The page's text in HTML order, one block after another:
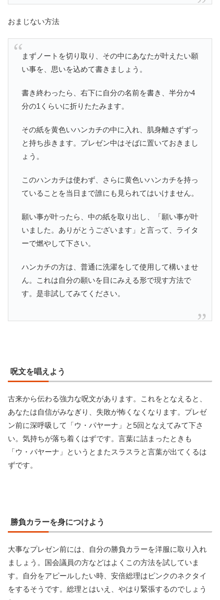
おまじない方法
まずノートを切り取り、その中にあなたが叶えたい願
い事を、思いを込めて書きましょう。
書き終わったら、右下に自分の名前を書き、半分か4
分の1くらいに折りたたみます。
その紙を黄色いハンカチの中に入れ、肌身離さずずっ
と持ち歩きます。プレゼン中はそばに置いておきまし
ょう。
このハンカチは使わず、さらに黄色いハンカチを持っ
ていることを当日まで誰にも見られてはいけません。
願い事が叶ったら、中の紙を取り出し、「願い事が叶
いました。ありがとうございます」と言って、ライタ
ーで燃やして下さい。
ハンカチの方は、普通に洗濯をして使用して構いませ
ん。これは自分の願いを目にみえる形で現す方法で
す。是非試してみてください。
呪文を唱えよう
古来から伝わる強力な呪文があります。これをとなえると、
あなたは自信がみなぎり、失敗が怖くなくなります。プレゼ
ン前に深呼吸して「ウ・パヤーナ」と5回となえてみて下さ
い。気持ちが落ち着くはずです。言葉に詰まったときも
「ウ・パヤーナ」というとまたスラスラと言葉が出てくるは
ずです。
勝負カラーを身につけよう
大事なプレゼン前には、自分の勝負カラーを洋服に取り入れ
ましょう。国会議員の方などはよくこの方法を試していま
す。自分をアピールしたい時、安倍総理はピンクのネクタイ
をするそうです。総理とはいえ、やはり緊張するのでしょう